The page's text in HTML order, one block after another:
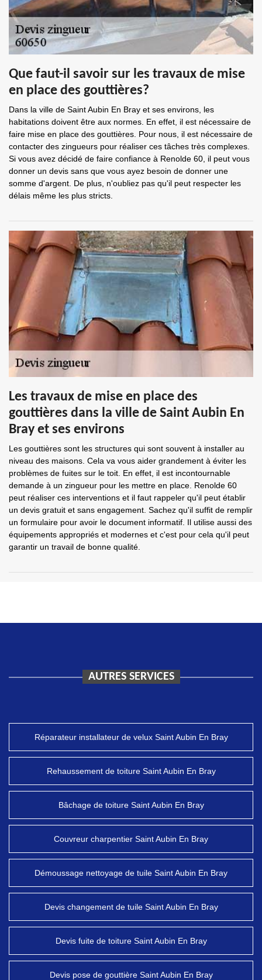
Que faut-il savoir sur les travaux de mise
en place des gouttières?
Dans la ville de Saint Aubin En Bray et ses environs, les
habitations doivent être aux normes. En effet, il est nécessaire de
faire mise en place des gouttières. Pour nous, il est nécessaire de
contacter des zingueurs pour réaliser ces tâches très complexes.
Si vous avez décidé de faire confiance à Renolde 60, il peut vous
donner un devis sans que vous ayez besoin de donner une
somme d'argent. De plus, n'oubliez pas qu'il peut respecter les
délais même les plus stricts.
Les travaux de mise en place des
gouttières dans la ville de Saint Aubin En
Bray et ses environs
Les gouttières sont les structures qui sont souvent à installer au
niveau des maisons. Cela va vous aider grandement à éviter les
problèmes de fuites sur le toit. En effet, il est incontournable
demande à un zingueur pour les mettre en place. Renolde 60
peut réaliser ces interventions et il faut rappeler qu'il peut établir
un devis gratuit et sans engagement. Sachez qu'il suffit de remplir
un formulaire pour avoir le document informatif. Il utilise aussi des
équipements appropriés et modernes et c'est pour cela qu'il peut
garantir un travail de bonne qualité.
AUTRES SERVICES
Réparateur installateur de velux Saint Aubin En Bray
Rehaussement de toiture Saint Aubin En Bray
Bâchage de toiture Saint Aubin En Bray
Couvreur charpentier Saint Aubin En Bray
Démoussage nettoyage de tuile Saint Aubin En Bray
Devis changement de tuile Saint Aubin En Bray
Devis fuite de toiture Saint Aubin En Bray
Devis pose de gouttière Saint Aubin En Bray